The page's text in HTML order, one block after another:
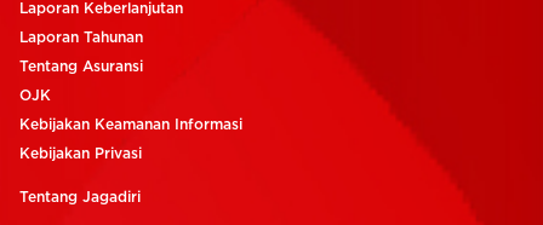
Laporan Keberlanjutan
Laporan Tahunan
Tentang Asuransi
OJK
Kebijakan Keamanan Informasi
Kebijakan Privasi
Tentang Jagadiri